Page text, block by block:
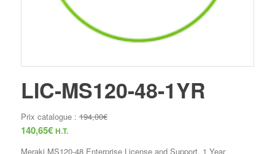
LIC-MS120-48-1YR
Prix catalogue :194,00€
140,65€ H.T.
Meraki MS120-48 Enterprise License and Support, 1 Year